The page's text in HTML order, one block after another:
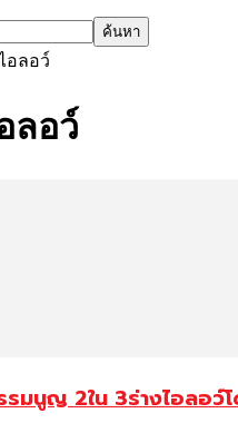
อลอว์
ลอว์
รมนูญ 2ใน 3ร่างไอลอว์